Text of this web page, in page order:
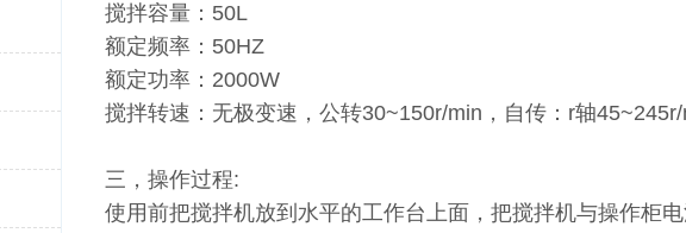
搅拌容量：50L
额定频率：50HZ
额定功率：2000W
搅拌转速：无极变速，公转30~150r/min，自传
三，操作过程:
使用前把搅拌机放到水平的工作台上面，把搅拌机与操作柜